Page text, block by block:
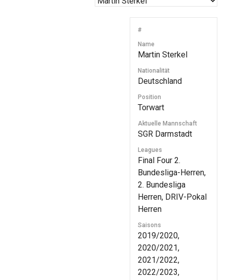
#
Name
Martin Sterkel
Nationalität
Deutschland
Position
Torwart
Aktuelle Mannschaft
SGR Darmstadt
Leagues
Final Four 2.
Bundesliga-Herren,
2. Bundesliga
Herren, DRIV-Pokal
Herren
Saisons
2019/2020,
2020/2021,
2021/2022,
2022/2023,